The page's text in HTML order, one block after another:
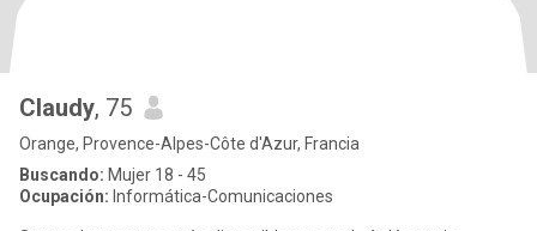
Claudy, 75
Orange, Provence-Alpes-Côte d'Azur, Francia
Buscando: Mujer 18 - 45
Ocupación: Informática-Comunicaciones